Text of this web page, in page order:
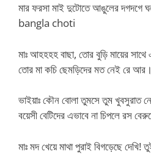
মার ফরসা মাই দুটোতে আঙুলের দগদগে
bangla choti
মাঃ আহহহহ বাছা, তোর বুড়ি মায়ের
তোর মা কচি ছেমড়িদের মত নেই রে আর।
ভাইয়াঃ কৌন বোলা তুমসে তুম খুবসুরাত
বয়েসী বেটিদের এভাবে না চিপলে রস
মাঃ মদ খেয়ে মাথা পুরাই বিগড়েছে